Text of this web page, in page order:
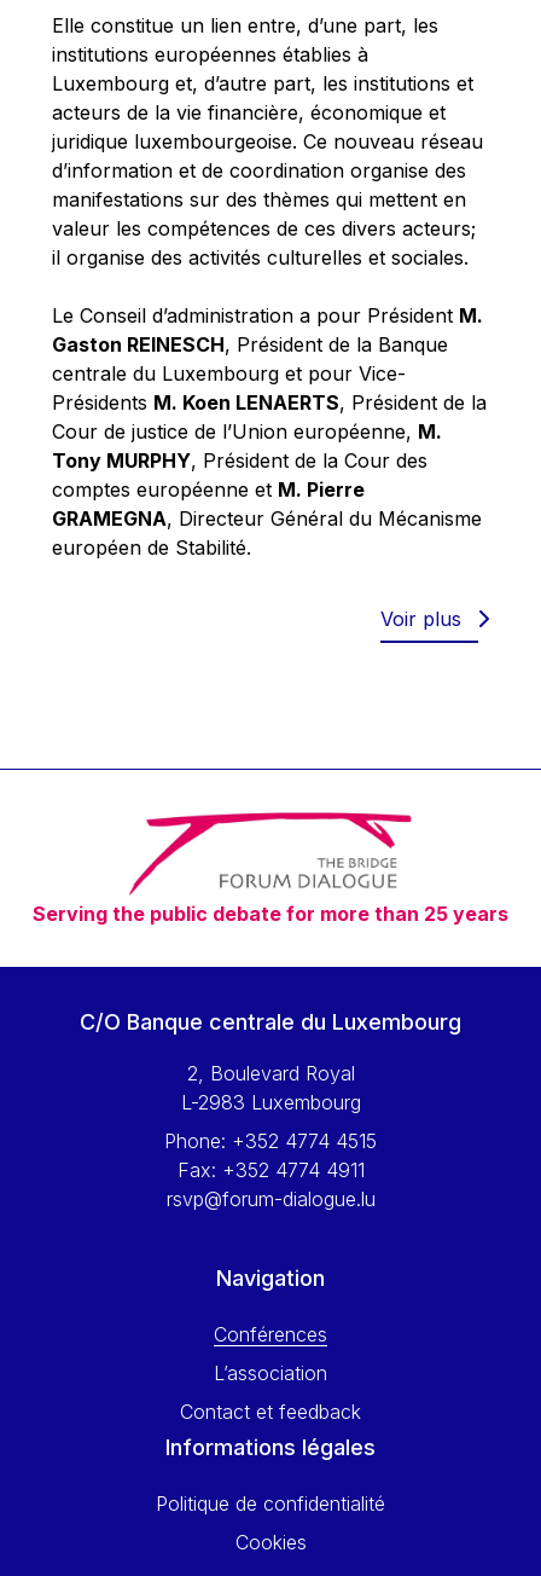
Michael Sohlman
Michel Goedert
Mireille Delmas-Marty
Nobuo Tanaka
Otmar Issing
Paolo Mengozzi
Paschal Donohoe
Pat Cox
Patrizia Nanz
Philippe Maystadt
Pierre Gramegna
Richard Pelly
Robert Goebbels
Robert REYNDERS
Timothy Radcliffe
Vaclav Klaus
Vassilios Skouris
Vítor Manuel da Silva Caldeira
Viviane Reding
Walter Hagg
Wolfgang Ketterle
Yossi Beillin
Yves FRANCHET
Elle constitue un lien entre, d’une part, les
institutions européennes établies à
Luxembourg et, d’autre part, les institutions et
acteurs de la vie financière, économique et
juridique luxembourgeoise. Ce nouveau réseau
d’information et de coordination organise des
manifestations sur des thèmes qui mettent en
valeur les compétences de ces divers acteurs;
il organise des activités culturelles et sociales.
Le Conseil d’administration a pour Président M.
Gaston REINESCH, Président de la Banque
centrale du Luxembourg et pour Vice-
Présidents M. Koen LENAERTS, Président de la
Cour de justice de l’Union européenne, M.
Tony MURPHY, Président de la Cour des
comptes européenne et M. Pierre
GRAMEGNA, Directeur Général du Mécanisme
européen de Stabilité.
Voir plus
Serving the public debate for more than 25 years
C/O Banque centrale du Luxembourg
2, Boulevard Royal
L-2983 Luxembourg
Phone: +352 4774 4515
Fax: +352 4774 4911
rsvp@forum-dialogue.lu
Navigation
Conférences
L’association
Contact et feedback
Informations légales
Politique de confidentialité
Cookies